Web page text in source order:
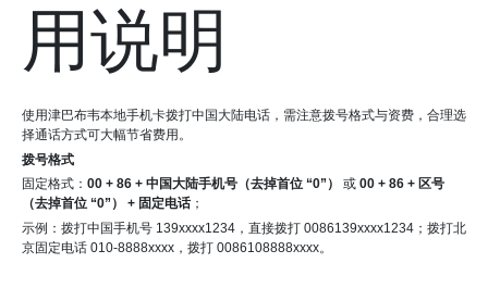
用说明
使用津巴布韦本地手机卡拨打中国大陆电话，需注意拨号格式与资费，合理选
择通话方式可大幅节省费用。
拨号格式
固定格式： 00 + 86 + 中国大陆手机号（去掉首位 “0”） 或 00 + 86 + 区号
（去掉首位 “0”） + 固定电话；
示例：拨打中国手机号 139xxxx1234，直接拨打 0086139xxxx1234；拨打北
京固定电话 010-8888xxxx，拨打 0086108888xxxx。